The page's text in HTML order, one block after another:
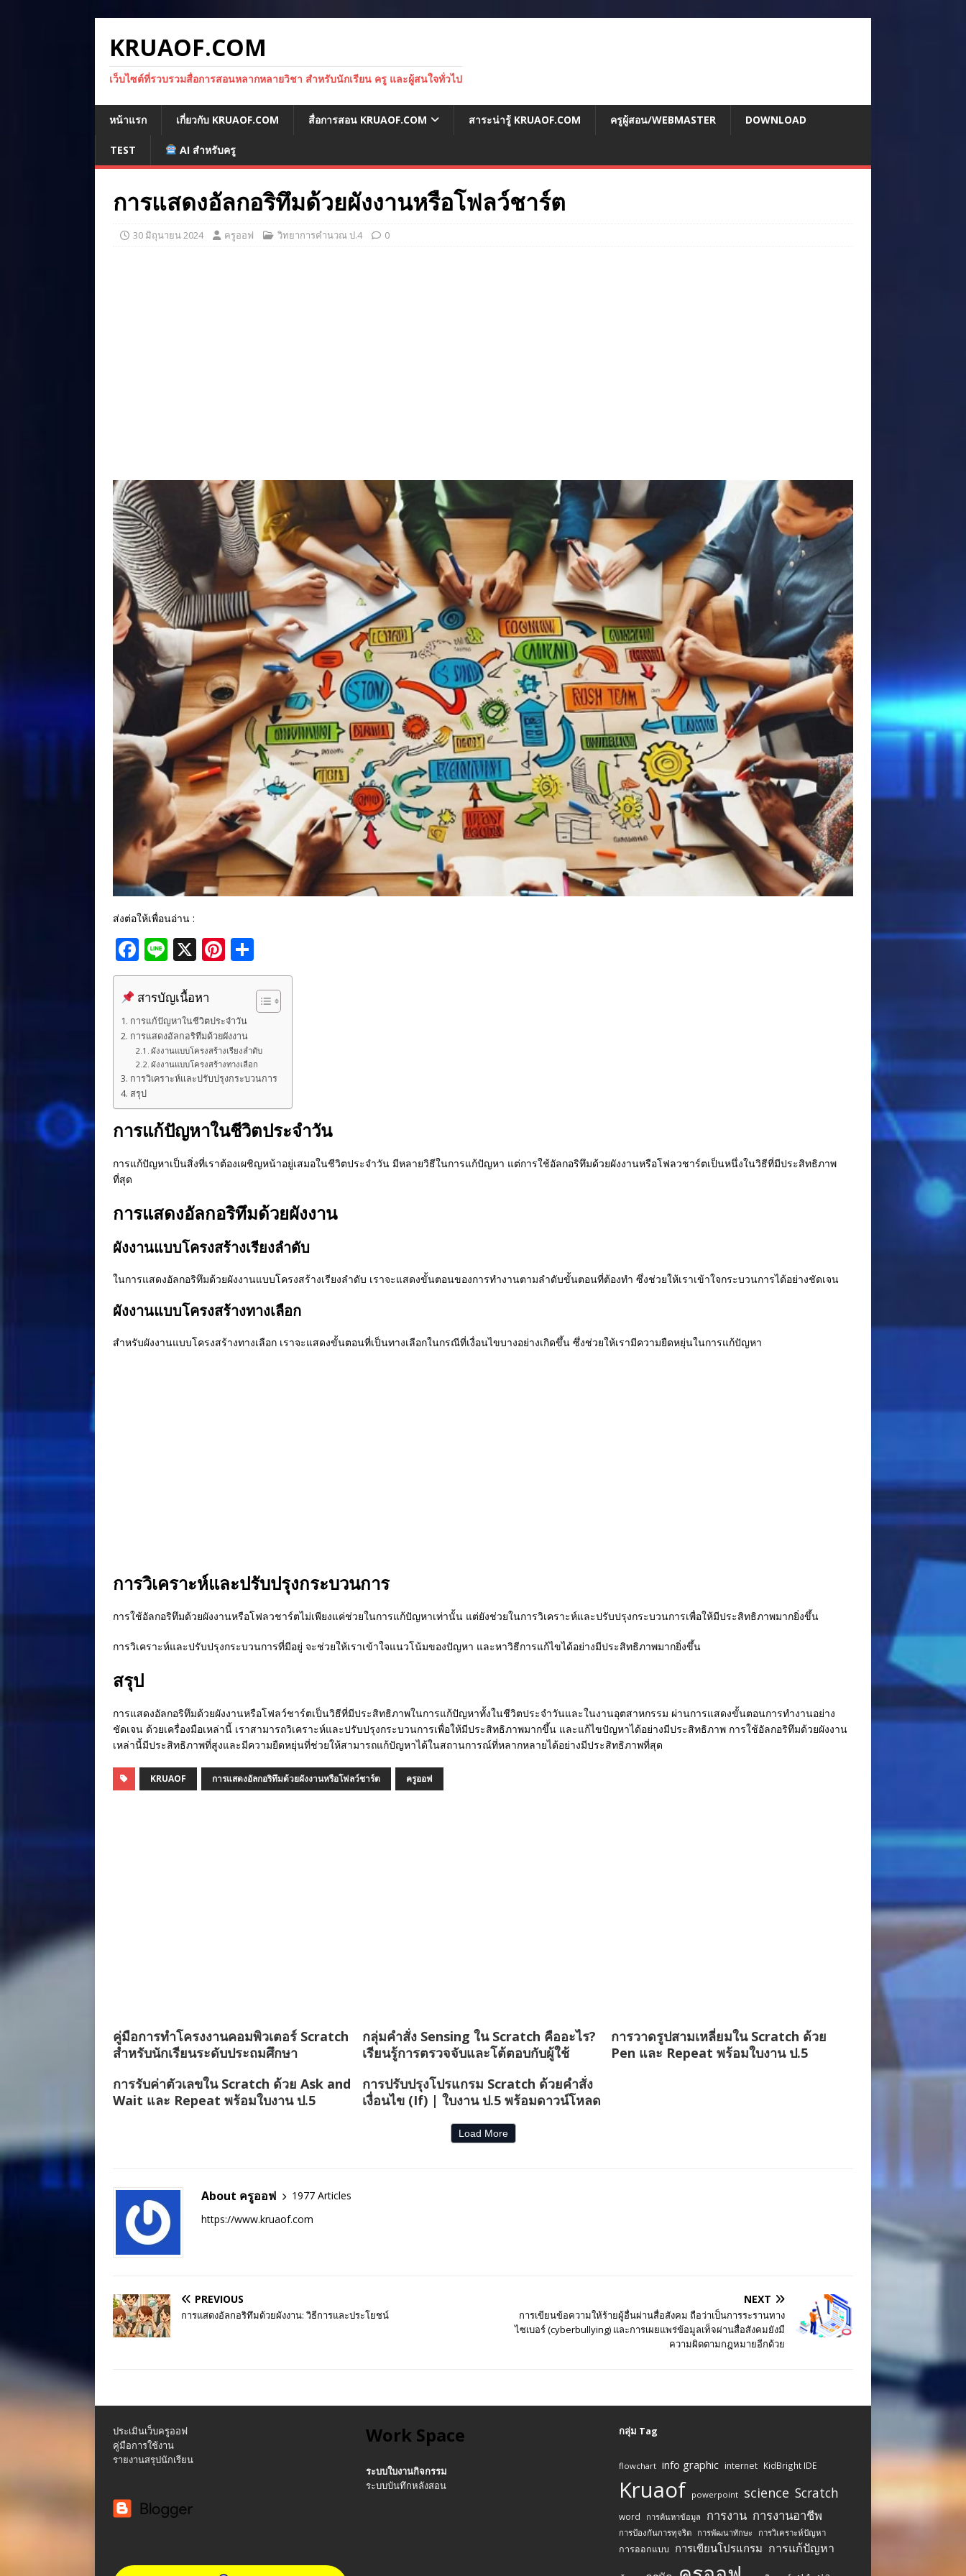
KRUAOF.COM
เว็บไซต์ที่รวบรวมสื่อการสอนหลากหลายวิชา สำหรับนักเรียน ครู และผู้สนใจทั่วไป
หน้าแรก เกี่ยวกับ KRUAOF.COM สื่อการสอน KRUAOF.COM สาระน่ารู้ KRUAOF.COM ครูผู้สอน/WEBMASTER DOWNLOAD
TEST AI สำหรับครู
การแสดงอัลกอริทึมด้วยผังงานหรือโฟลว์ชาร์ต
30 มิถุนายน 2024 ครูออฟ วิทยาการคำนวณ ป.4 0
ส่งต่อให้เพื่อนอ่าน :
F
a
c
e
b
o
o
k
Li
n
e
X Pi
n
r
e
st
h
ar
e
สารบัญเนื้อหา
การแก้ปัญหาในชีวิตประจำวัน
การแสดงอัลกอริทึมด้วยผังงาน
ผังงานแบบโครงสร้างเรียงลำดับ
ผังงานแบบโครงสร้างทางเลือก
การวิเคราะห์และปรับปรุงกระบวนการ
สรุป
การแก้ปัญหาในชีวิตประจำวัน
การแก้ปัญหาเป็นสิ่งที่เราต้องเผชิญหน้าอยู่เสมอในชีวิตประจำวัน มีหลายวิธีในการแก้ปัญหา แต่การใช้อัลกอริทึมด้วยผังงานหรือโฟลวชาร์ตเป็นหนึ่งในวิธีที่มีประสิทธิภาพ
ที่สุด
การแสดงอัลกอริทึมด้วยผังงาน
ผังงานแบบโครงสร้างเรียงลำดับ
ในการแสดงอัลกอริทึมด้วยผังงานแบบโครงสร้างเรียงลำดับ เราจะแสดงขั้นตอนของการทำงานตามลำดับขั้นตอนที่ต้องทำ ซึ่งช่วยให้เราเข้าใจกระบวนการได้อย่างชัดเจน
ผังงานแบบโครงสร้างทางเลือก
สำหรับผังงานแบบโครงสร้างทางเลือก เราจะแสดงขั้นตอนที่เป็นทางเลือกในกรณีที่เงื่อนไขบางอย่างเกิดขึ้น ซึ่งช่วยให้เรามีความยืดหยุ่นในการแก้ปัญหา
การวิเคราะห์และปรับปรุงกระบวนการ
การใช้อัลกอริทึมด้วยผังงานหรือโฟลวชาร์ตไม่เพียงแค่ช่วยในการแก้ปัญหาเท่านั้น แต่ยังช่วยในการวิเคราะห์และปรับปรุงกระบวนการเพื่อให้มีประสิทธิภาพมากยิ่งขึ้น
การวิเคราะห์และปรับปรุงกระบวนการที่มีอยู่ จะช่วยให้เราเข้าใจแนวโน้มของปัญหา และหาวิธีการแก้ไขได้อย่างมีประสิทธิภาพมากยิ่งขึ้น
สรุป
การแสดงอัลกอริทึมด้วยผังงานหรือโฟลว์ชาร์ตเป็นวิธีที่มีประสิทธิภาพในการแก้ปัญหาทั้งในชีวิตประจำวันและในงานอุตสาหกรรม ผ่านการแสดงขั้นตอนการทำงานอย่าง
ชัดเจน ด้วยเครื่องมือเหล่านี้ เราสามารถวิเคราะห์และปรับปรุงกระบวนการเพื่อให้มีประสิทธิภาพมากขึ้น และแก้ไขปัญหาได้อย่างมีประสิทธิภาพ การใช้อัลกอริทึมด้วยผังงาน
เหล่านี้มีประสิทธิภาพที่สูงและมีความยืดหยุ่นที่ช่วยให้สามารถแก้ปัญหาได้ในสถานการณ์ที่หลากหลายได้อย่างมีประสิทธิภาพที่สุด
KRUAOF การแสดงอัลกอริทึมด้วยผังงานหรือโฟลว์ชาร์ต ครูออฟ
คู่มือการทำโครงงานคอมพิวเตอร์ Scratch
สำหรับนักเรียนระดับประถมศึกษา
กลุ่มคำสั่ง Sensing ใน Scratch คืออะไร?
เรียนรู้การตรวจจับและโต้ตอบกับผู้ใช้
การวาดรูปสามเหลี่ยมใน Scratch ด้วย
Pen และ Repeat พร้อมใบงาน ป.5
การรับค่าตัวเลขใน Scratch ด้วย Ask and
Wait และ Repeat พร้อมใบงาน ป.5
การปรับปรุงโปรแกรม Scratch ด้วยคำสั่ง
เงื่อนไข (If) | ใบงาน ป.5 พร้อมดาวน์โหลด
Load More
About ครูออฟ
1977 Articles
https://www.kruaof.com
PREVIOUS
การแสดงอัลกอริทึมด้วยผังงาน: วิธีการและประโยชน์
NEXT
การเขียนข้อความให้ร้ายผู้อื่นผ่านสื่อสังคม ถือว่าเป็นการระรานทาง
ไซเบอร์ (cyberbullying) และการเผยแพร่ข้อมูลเท็จผ่านสื่อสังคมยังมี
ความผิดตามกฎหมายอีกด้วย
ประเมินเว็บครูออฟ
คู่มือการใช้งาน
รายงานสรุปนักเรียน
Work Space
ระบบใบงานกิจกรรม
ระบบบันทึกหลังสอน
กลุ่ม Tag
flowchart info graphic internet KidBright IDE
Kruaof powerpoint science Scratch
word การค้นหาข้อมูล การงาน การงานอาชีพ
การป้องกันการทุจริต การพัฒนาทักษะ การวิเคราะห์ปัญหา
การออกแบบ การเขียนโปรแกรม การแก้ปัญหา